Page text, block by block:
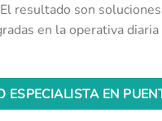
resultado son
en la operativa
ESPECIALISTA EN